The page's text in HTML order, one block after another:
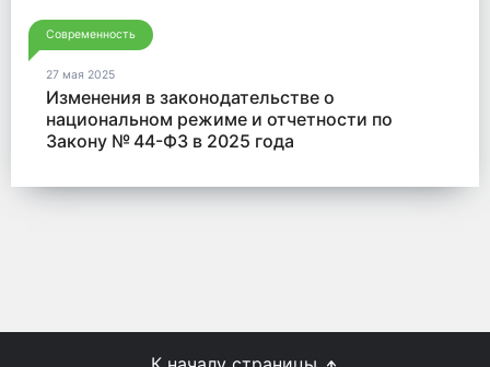
Современность
27 мая 2025
Изменения в законодательстве о
национальном режиме и отчетности по
Закону № 44-ФЗ в 2025 года